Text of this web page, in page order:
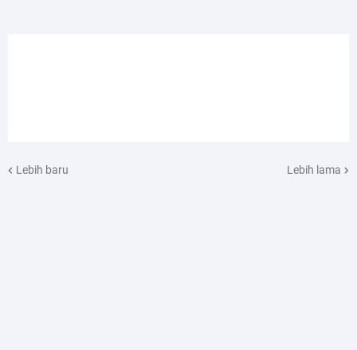
Lebih baru Lebih lama